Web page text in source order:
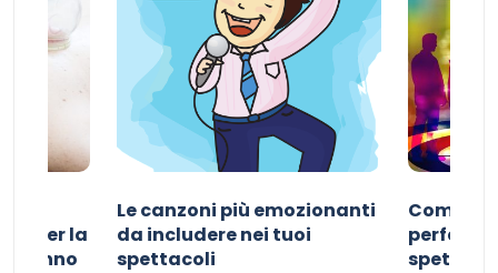
per la
sonno
Le canzoni più emozionanti
da includere nei tuoi
spettacoli
Come
perfetta